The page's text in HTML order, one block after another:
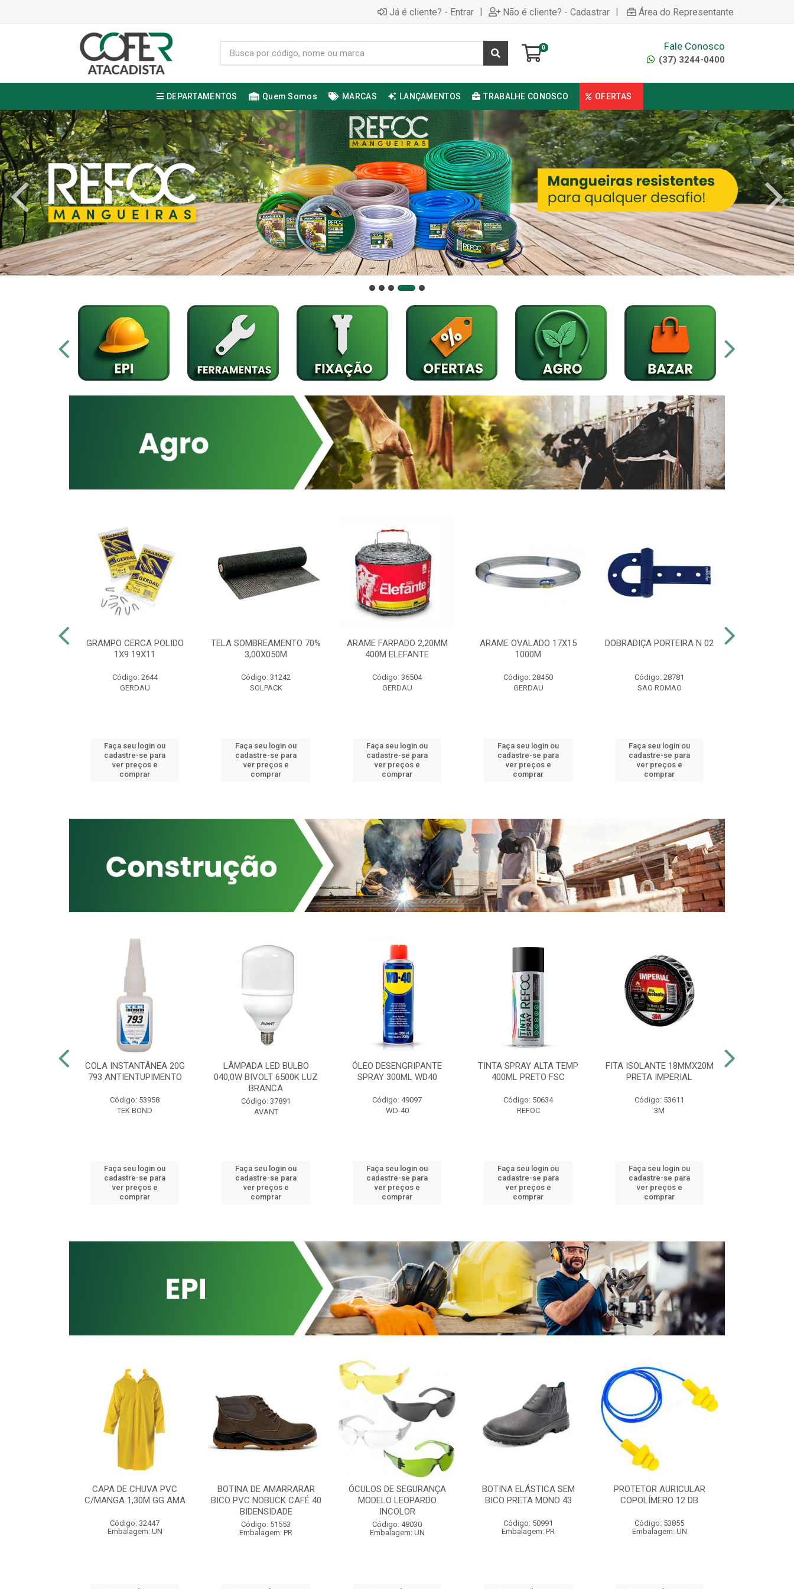
Já é cliente? - Entrar | Não é cliente? - Cadastrar | Área do Representante
0 Fale Conosco
(37) 3244-0400
DEPARTAMENTOS Quem Somos MARCAS LANÇAMENTOS TRABALHE CONOSCO OFERTAS
GRAMPO CERCA POLIDO
1X9 19X11
Código: 2644
GERDAU
Faça seu login ou
cadastre-se para
ver preços e
comprar
TELA SOMBREAMENTO 70%
3,00X050M
Código: 31242
SOLPACK
Faça seu login ou
cadastre-se para
ver preços e
comprar
ARAME FARPADO 2,20MM
400M ELEFANTE
Código: 36504
GERDAU
Faça seu login ou
cadastre-se para
ver preços e
comprar
ARAME OVALADO 17X15
1000M
Código: 28450
GERDAU
Faça seu login ou
cadastre-se para
ver preços e
comprar
DOBRADIÇA PORTEIRA N 02
Código: 28781
SAO ROMAO
Faça seu login ou
cadastre-se para
ver preços e
comprar
COLA INSTANTÂNEA 20G
793 ANTIENTUPIMENTO
Código: 53958
TEK BOND
Faça seu login ou
cadastre-se para
ver preços e
comprar
LÂMPADA LED BULBO
040,0W BIVOLT 6500K LUZ
BRANCA
Código: 37891
AVANT
Faça seu login ou
cadastre-se para
ver preços e
comprar
ÓLEO DESENGRIPANTE
SPRAY 300ML WD40
Código: 49097
WD-40
Faça seu login ou
cadastre-se para
ver preços e
comprar
TINTA SPRAY ALTA TEMP
400ML PRETO FSC
Código: 50634
REFOC
Faça seu login ou
cadastre-se para
ver preços e
comprar
FITA ISOLANTE 18MMX20M
PRETA IMPERIAL
Código: 53611
3M
Faça seu login ou
cadastre-se para
ver preços e
comprar
CAPA DE CHUVA PVC
C/MANGA 1,30M GG AMA
Código: 32447
Embalagem: UN
BOTINA DE AMARRARAR
BICO PVC NOBUCK CAFÉ 40
BIDENSIDADE
Código: 51553
Embalagem: PR
ÓCULOS DE SEGURANÇA
MODELO LEOPARDO
INCOLOR
Código: 48030
Embalagem: UN
BOTINA ELÁSTICA SEM
BICO PRETA MONO 43
Código: 50991
Embalagem: PR
PROTETOR AURICULAR
COPOLÍMERO 12 DB
Código: 53855
Embalagem: UN